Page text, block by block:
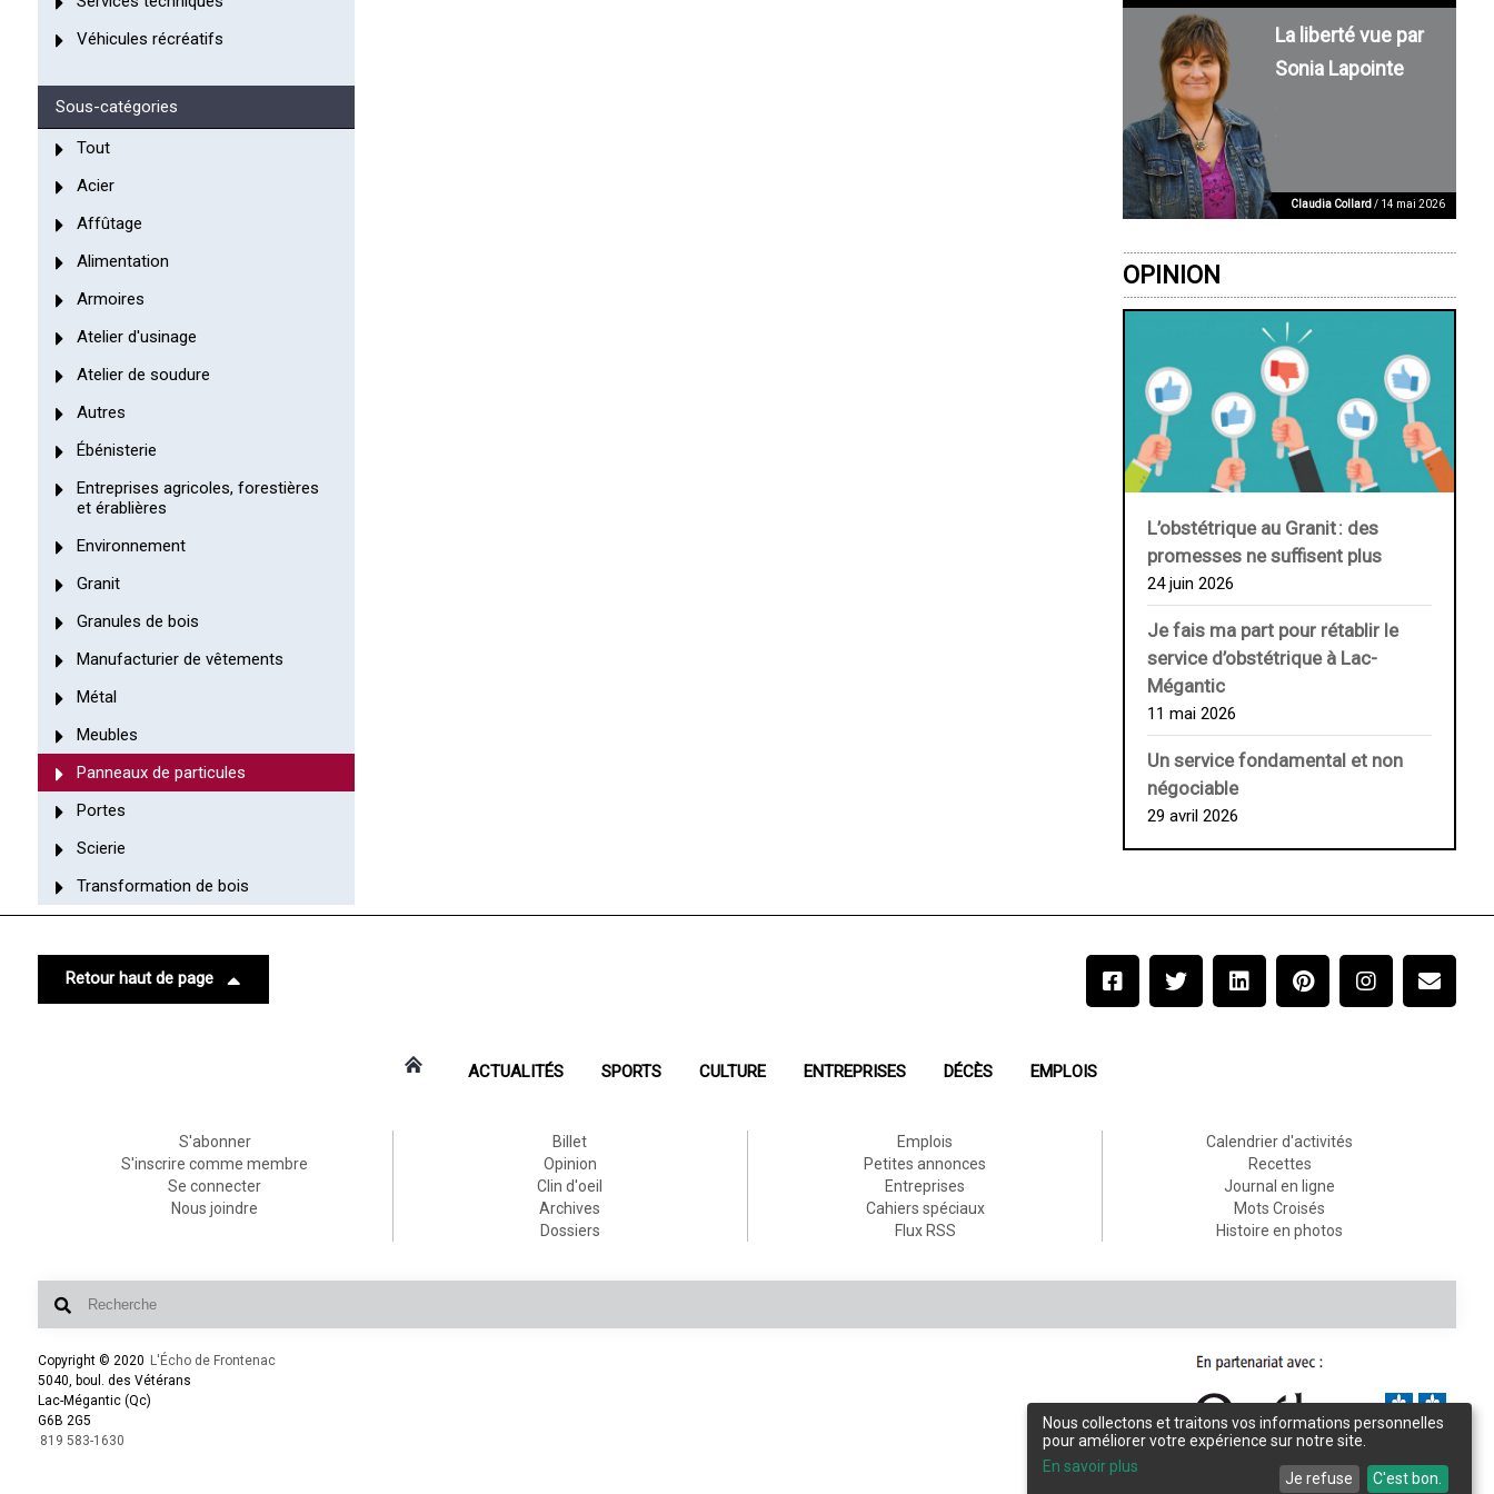
Véhicules récréatifs
Sous-catégories
Tout
Acier
Affûtage
Alimentation
Armoires
Atelier d'usinage
Atelier de soudure
Autres
Ébénisterie
Entreprises agricoles, forestières
et érablières
Environnement
Granit
Granules de bois
Manufacturier de vêtements
Métal
Meubles
Panneaux de particules
Portes
Scierie
Transformation de bois
La liberté vue par
Sonia Lapointe
Claudia Collard/ 14 mai 2026
OPINION
L’obstétrique au ­Granit : des
promesses ne suffisent plus
24 juin 2026
Je fais ma part pour rétablir le
service d’obstétrique à Lac-
Mégantic
11 mai 2026
Un service fondamental et non
négociable
29 avril 2026
Retour haut de page
ACTUALITÉS SPORTS CULTURE ENTREPRISES DÉCÈS EMPLOIS
S'abonner
S'inscrire comme membre
Se connecter
Nous joindre
Billet
Opinion
Clin d'oeil
Archives
Dossiers
Emplois
Petites annonces
Entreprises
Cahiers spéciaux
Flux RSS
Calendrier d'activités
Recettes
Journal en ligne
Mots Croisés
Histoire en photos
Copyright © 2020 L'Écho de Frontenac
5040, boul. des Vétérans
Lac-Mégantic (Qc)
G6B 2G5
819 583-1630
Conception et design :L'Écho de Frontenac
Intégration et programmation :LogiACTION
Nous collectons et traitons vos informations personnelles
pour améliorer votre expérience sur notre site.
En savoir plus
Je refuse C'est bon.